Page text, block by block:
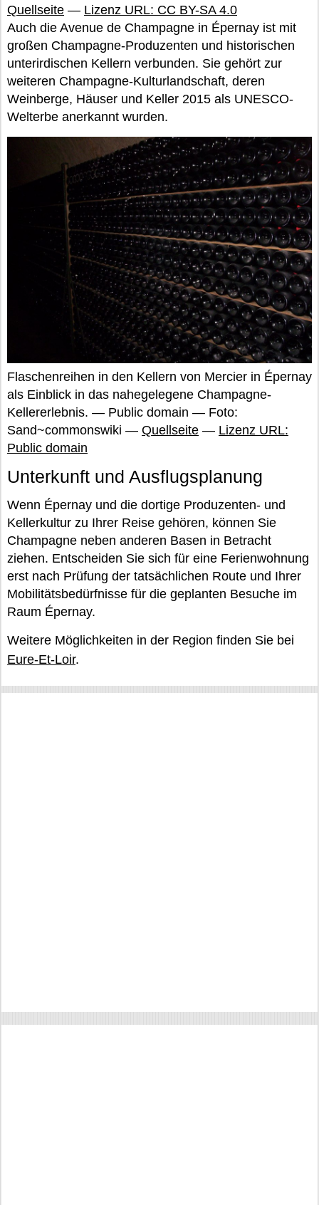
Quellseite — Lizenz URL: CC BY-SA 4.0
Auch die Avenue de Champagne in Épernay ist mit
großen Champagne-Produzenten und historischen
unterirdischen Kellern verbunden. Sie gehört zur
weiteren Champagne-Kulturlandschaft, deren
Weinberge, Häuser und Keller 2015 als UNESCO-
Welterbe anerkannt wurden.
Flaschenreihen in den Kellern von Mercier in Épernay
als Einblick in das nahegelegene Champagne-
Kellererlebnis. — Public domain — Foto:
Sand~commonswiki — Quellseite — Lizenz URL:
Public domain
Unterkunft und Ausflugsplanung
Wenn Épernay und die dortige Produzenten- und
Kellerkultur zu Ihrer Reise gehören, können Sie
Champagne neben anderen Basen in Betracht
ziehen. Entscheiden Sie sich für eine Ferienwohnung
erst nach Prüfung der tatsächlichen Route und Ihrer
Mobilitätsbedürfnisse für die geplanten Besuche im
Raum Épernay.
Weitere Möglichkeiten in der Region finden Sie bei
Eure-Et-Loir.